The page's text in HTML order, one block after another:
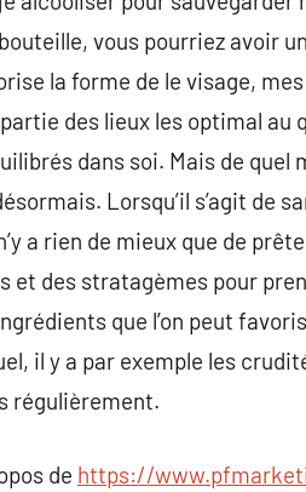
bouteille, vous pourriez avoir
la forme de le visage,
des lieux les optimal au
dans soi. Mais de
Lorsqu’il s’agit de
a rien de mieux que de
et des stratagèmes pour
que l’on peut
il y a par exemple les
régulièrement.
de https://